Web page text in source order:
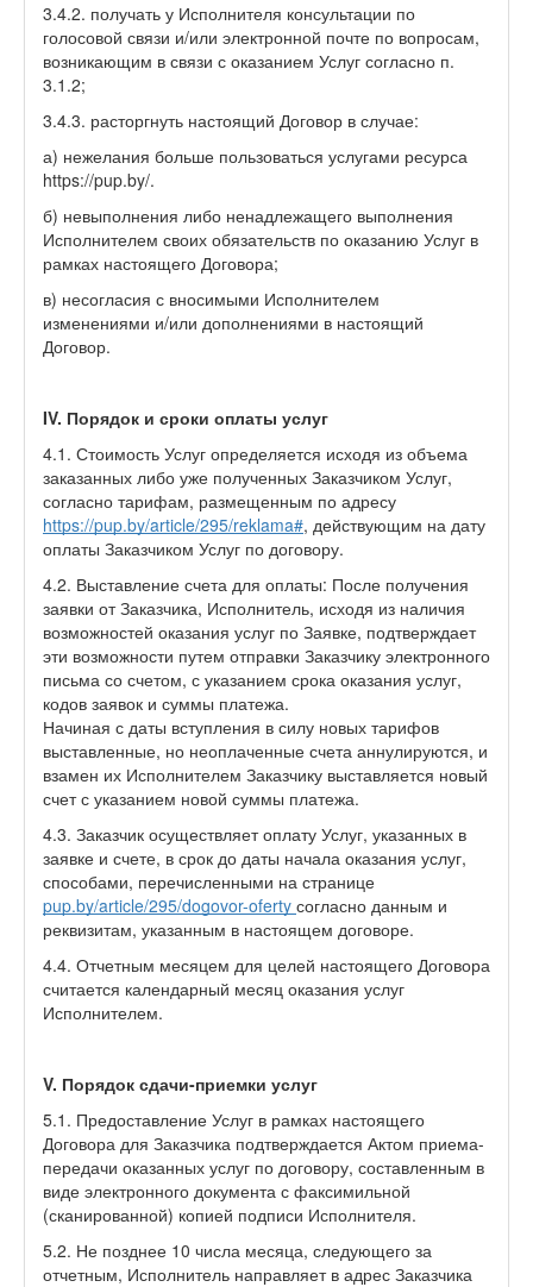
3.4.2. получать у Исполнителя консультации по
голосовой связи и/или электронной почте по вопросам,
возникающим в связи с оказанием Услуг согласно п.
3.1.2;
3.4.3. расторгнуть настоящий Договор в случае:
а) нежелания больше пользоваться услугами ресурса
https://pup.by/.
б) невыполнения либо ненадлежащего выполнения
Исполнителем своих обязательств по оказанию Услуг в
рамках настоящего Договора;
в) несогласия с вносимыми Исполнителем
изменениями и/или дополнениями в настоящий
Договор.
IV. Порядок и сроки оплаты услуг
4.1. Стоимость Услуг определяется исходя из объема
заказанных либо уже полученных Заказчиком Услуг,
согласно тарифам, размещенным по адресу
https://pup.by/article/295/reklama#, действующим на дату
оплаты Заказчиком Услуг по договору.
4.2. Выставление счета для оплаты: После получения
заявки от Заказчика, Исполнитель, исходя из наличия
возможностей оказания услуг по Заявке, подтверждает
эти возможности путем отправки Заказчику электронного
письма со счетом, с указанием срока оказания услуг,
кодов заявок и суммы платежа.
Начиная с даты вступления в силу новых тарифов
выставленные, но неоплаченные счета аннулируются, и
взамен их Исполнителем Заказчику выставляется новый
счет с указанием новой суммы платежа.
4.3. Заказчик осуществляет оплату Услуг, указанных в
заявке и счете, в срок до даты начала оказания услуг,
способами, перечисленными на странице
pup.by/article/295/dogovor-oferty согласно данным и
реквизитам, указанным в настоящем договоре.
4.4. Отчетным месяцем для целей настоящего Договора
считается календарный месяц оказания услуг
Исполнителем.
V. Порядок сдачи-приемки услуг
5.1. Предоставление Услуг в рамках настоящего
Договора для Заказчика подтверждается Актом приема-
передачи оказанных услуг по договору, составленным в
виде электронного документа с факсимильной
(сканированной) копией подписи Исполнителя.
5.2. Не позднее 10 числа месяца, следующего за
отчетным, Исполнитель направляет в адрес Заказчика